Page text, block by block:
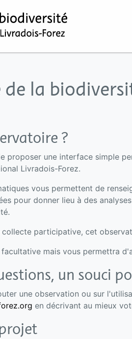
la
?
proposer une interface simple
Livradois-Forez.
vous permettent de
pour donner lieu à des
participative, cet
mais vous permettra
un souci
une observation ou sur
en décrivant au mieux